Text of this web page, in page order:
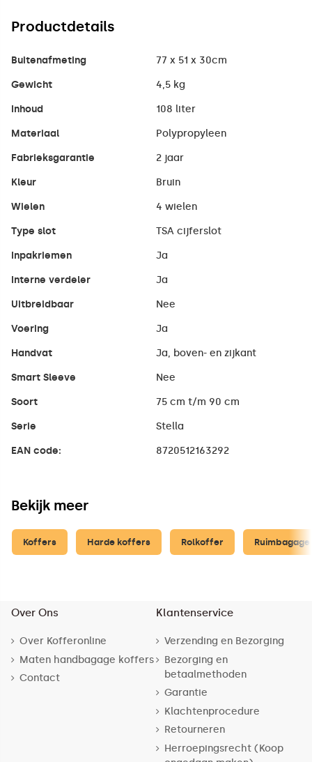
Productdetails
Buitenafmeting 77 x 51 x 30cm
Gewicht 4,5 kg
Inhoud 108 liter
Materiaal Polypropyleen
Fabrieksgarantie 2 jaar
Kleur Bruin
Wielen 4 wielen
Type slot TSA cijferslot
Inpakriemen Ja
Interne verdeler Ja
Uitbreidbaar Nee
Voering Ja
Handvat Ja, boven- en zijkant
Smart Sleeve Nee
Soort 75 cm t/m 90 cm
Serie Stella
EAN code: 8720512163292
Bekijk meer
Koffers Harde koffers Rolkoffer
Over Ons
Over Kofferonline
Maten handbagage koffers
Contact
Klantenservice
Verzending en Bezorging
Bezorging en
betaalmethoden
Garantie
Klachtenprocedure
Retourneren
Herroepingsrecht (Koop